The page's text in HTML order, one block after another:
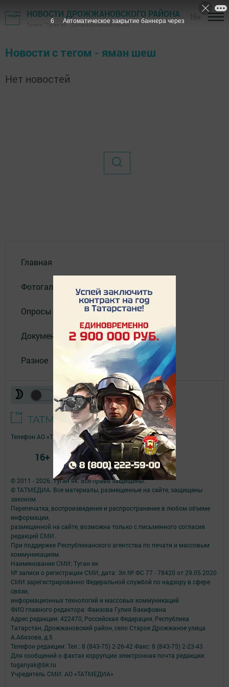
НОВОСТИ ДРОЖЖАНОВСКОГО РАЙОНА
Газета "Туган як" - Дрожжановский район
Новости с тегом - яман шеш
Нет новостей
Главная
Фотогалереи
Опросы
Документы филиала
Разное
© 2011 - 2026. Туган як. Все права защищены.
© ТАТМЕДИА. Все материалы, размещенные на сайте, защищены
законом.
Перепечатка, воспроизведение и распространение в любом объеме
информации,
размещенной на сайте, возможна только с письменного согласия
редакций СМИ.
При поддержке Республиканского агентства по печати и массовым
коммуникациям.
Наименование СМИ: Туган як
№ записи о регистрации СМИ, дата: Эл № ФС 77 - 78420 от 29.05.2020
СМИ зарегистрированно Федеральной службой по надзору в сфере
связи,
информационных технологий и массовых коммуникаций
ФИО главного редактора: Фаизова Гулия Вакифовна
Адрес редакции: 422470, Российская Федерация, Республика
Татарстан, Дрожжановский район, село Старое Дрожжаное улица
А.Абязова, д.5
Телефон редакции: Тел.: 8 (843-75) 2-26-42 Факс: 8 (843-75) 2-23-43
Для сообщений о фактах коррупции электронная почта редакции:
tuganyak@bk.ru
Учредитель СМИ: АО «ТАТМЕДИА»
Телефон АО «ТАТМЕДИА»:(843) 222 09 84
16+
6 Автоматическое закрытие баннера через